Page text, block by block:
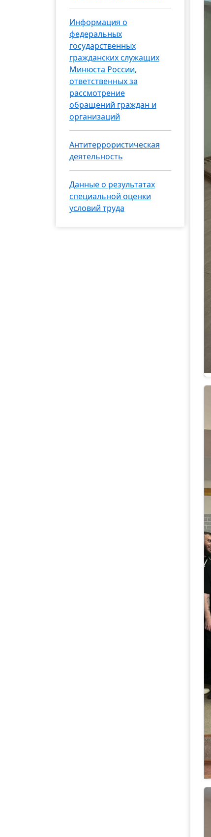
Информация о
федеральных
государственных
гражданских служащих
Минюста России,
ответственных за
рассмотрение
обращений граждан и
организаций
Антитеррористическая
деятельность
Данные о результатах
специальной оценки
условий труда